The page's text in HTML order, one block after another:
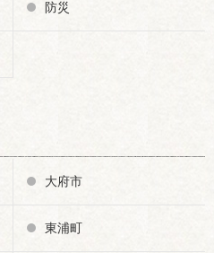
防災
大府市
東浦町